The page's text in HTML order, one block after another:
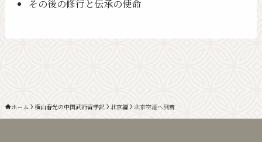
その後の修行と伝承の使命
ホーム 横山春光の中国武術留学記 北京編 北京空港へ到着